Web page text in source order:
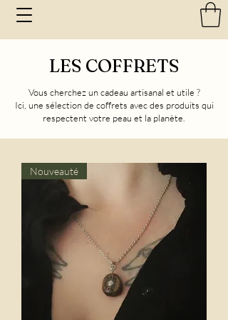
LES COFFRETS
Vous cherchez un cadeau artisanal et utile ?
Ici, une sélection de coffrets avec des produits qui
respectent votre peau et la planète.
Nouveauté